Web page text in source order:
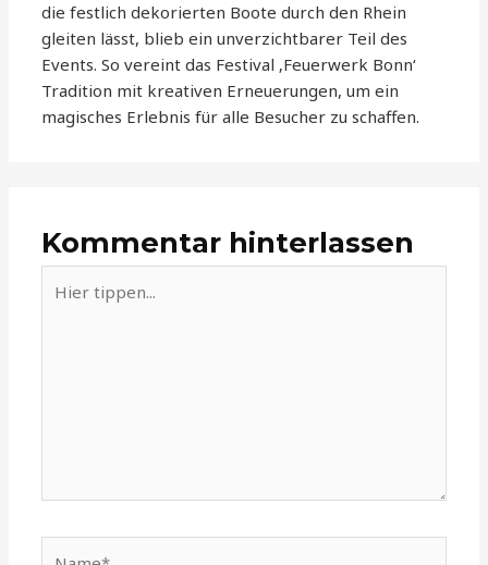
die festlich dekorierten Boote durch den Rhein
gleiten lässt, blieb ein unverzichtbarer Teil des
Events. So vereint das Festival ‚Feuerwerk Bonn‘
Tradition mit kreativen Erneuerungen, um ein
magisches Erlebnis für alle Besucher zu schaffen.
Kommentar hinterlassen
tippen...